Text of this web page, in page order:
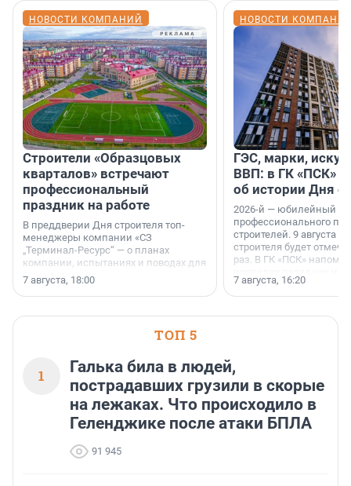
НОВОСТИ КОМПАНИЙ
Строители «Образцовых
кварталов» встречают
профессиональный
праздник на работе
В преддверии Дня строителя топ-
менеджеры компании «СЗ
„Терминал-Ресурс“ — о планах
компании, испытаниях и поводах для
осторожного оптимизма.
7 августа, 18:00
НОВОСТИ
ГЭС, марки,
ВВП: в ГК «ПСК»
об истории Дня
2026-й — юбилейный
профессионального
строителей. 9 августа
строителя будет
раз. В ГК «ПСК»
поменялась роль
7 августа, 16:20
ТОП 5
1
Галька била в людей,
пострадавших грузили в скорые
на лежаках. Что происходило в
Геленджике после атаки БПЛА
91 945